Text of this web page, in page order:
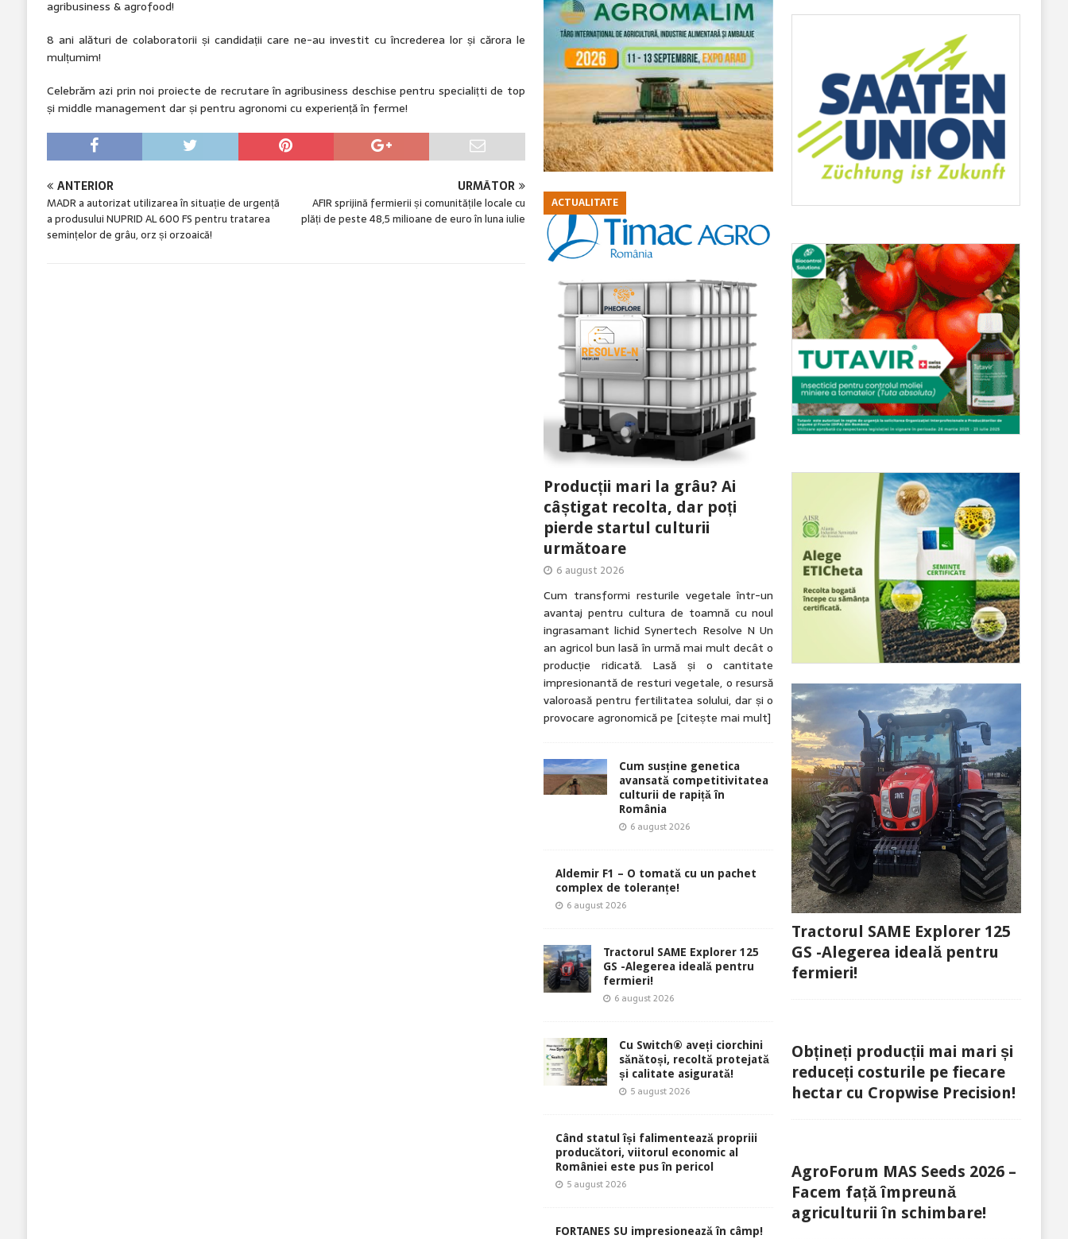
agribusiness & agrofood!
8 ani alături de colaboratorii și candidații care ne-au investit cu încrederea lor și cărora le
mulțumim!
Celebrăm azi prin noi proiecte de recrutare în agribusiness deschise pentru specialițti de top
și middle management dar și pentru agronomi cu experiență în ferme!
ANTERIOR
MADR a autorizat utilizarea în situație de urgență
a produsului NUPRID AL 600 FS pentru tratarea
semințelor de grâu, orz și orzoaică!
URMĂTOR
AFIR sprijină fermierii și comunitățile locale cu
plăți de peste 48,5 milioane de euro în luna iulie
ACTUALITATE
Producții mari la grâu? Ai
câștigat recolta, dar poți
pierde startul culturii
următoare
6 august 2026
Cum transformi resturile vegetale într-un
avantaj pentru cultura de toamnă cu noul
ingrasamant lichid Synertech Resolve N Un
an agricol bun lasă în urmă mai mult decât o
producție ridicată. Lasă și o cantitate
impresionantă de resturi vegetale, o resursă
valoroasă pentru fertilitatea solului, dar și o
provocare agronomică pe [citește mai mult]
Cum susține genetica
avansată competitivitatea
culturii de rapiță în
România
6 august 2026
Aldemir F1 – O tomată cu un pachet
complex de toleranțe!
6 august 2026
Tractorul SAME Explorer 125
GS -Alegerea ideală pentru
fermieri!
6 august 2026
Cu Switch® aveți ciorchini
sănătoși, recoltă protejată
și calitate asigurată!
5 august 2026
Când statul își falimentează propriii
producători, viitorul economic al
României este pus în pericol
5 august 2026
FORTANES SU impresionează în câmp!
Tractorul SAME Explorer 125
GS -Alegerea ideală pentru
fermieri!
Obțineți producții mai mari și
reduceți costurile pe fiecare
hectar cu Cropwise Precision!
AgroForum MAS Seeds 2026 –
Facem față împreună
agriculturii în schimbare!